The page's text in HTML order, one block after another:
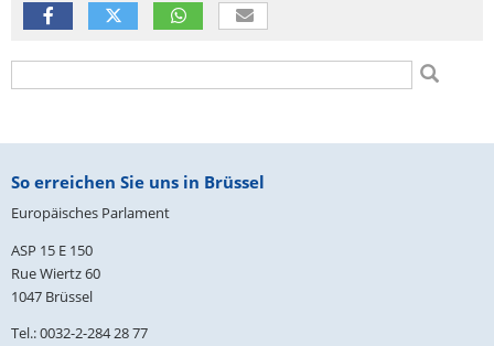
Suchformular
Fußbereich
So erreichen Sie uns in Brüssel
Europäisches Parlament
ASP 15 E 150
Rue Wiertz 60
1047 Brüssel
Tel.: 0032-2-284 28 77